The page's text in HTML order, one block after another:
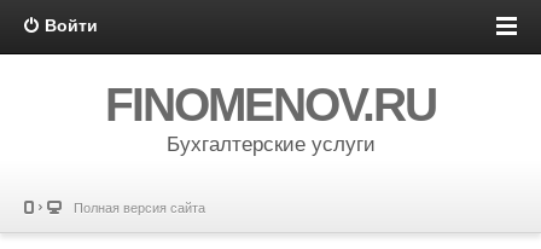
Войти
FINOMENOV.RU
Бухгалтерские услуги
Полная версия сайта